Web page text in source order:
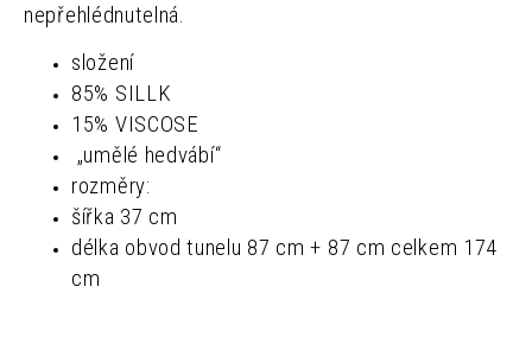
nepřehlédnutelná.
složení
85% SILLK
15% VISCOSE
„umělé hedvábí“
rozměry:
šířka 37 cm
délka obvod tunelu 87 cm + 87 cm celkem 174
cm